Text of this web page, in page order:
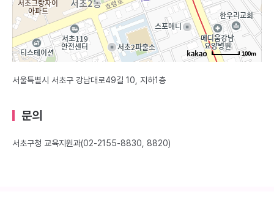
100m
서울특별시 서초구 강남대로49길 10, 지하1층
문의
서초구청 교육지원과(02-2155-8830, 8820)